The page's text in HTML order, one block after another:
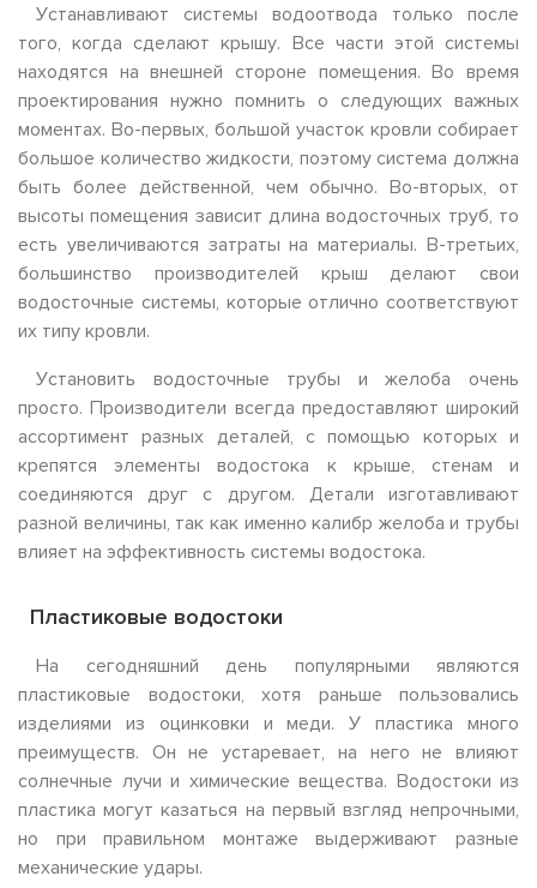
Устанавливают системы водоотвода только после
того, когда сделают крышу. Все части этой системы
находятся на внешней стороне помещения. Во время
проектирования нужно помнить о следующих важных
моментах. Во-первых, большой участок кровли собирает
большое количество жидкости, поэтому система должна
быть более действенной, чем обычно. Во-вторых, от
высоты помещения зависит длина водосточных труб, то
есть увеличиваются затраты на материалы. В-третьих,
большинство производителей крыш делают свои
водосточные системы, которые отлично соответствуют
их типу кровли.
Установить водосточные трубы и желоба очень
просто. Производители всегда предоставляют широкий
ассортимент разных деталей, с помощью которых и
крепятся элементы водостока к крыше, стенам и
соединяются друг с другом. Детали изготавливают
разной величины, так как именно калибр желоба и трубы
влияет на эффективность системы водостока.
Пластиковые водостоки
На сегодняшний день популярными являются
пластиковые водостоки, хотя раньше пользовались
изделиями из оцинковки и меди. У пластика много
преимуществ. Он не устаревает, на него не влияют
солнечные лучи и химические вещества. Водостоки из
пластика могут казаться на первый взгляд непрочными,
но при правильном монтаже выдерживают разные
механические удары.